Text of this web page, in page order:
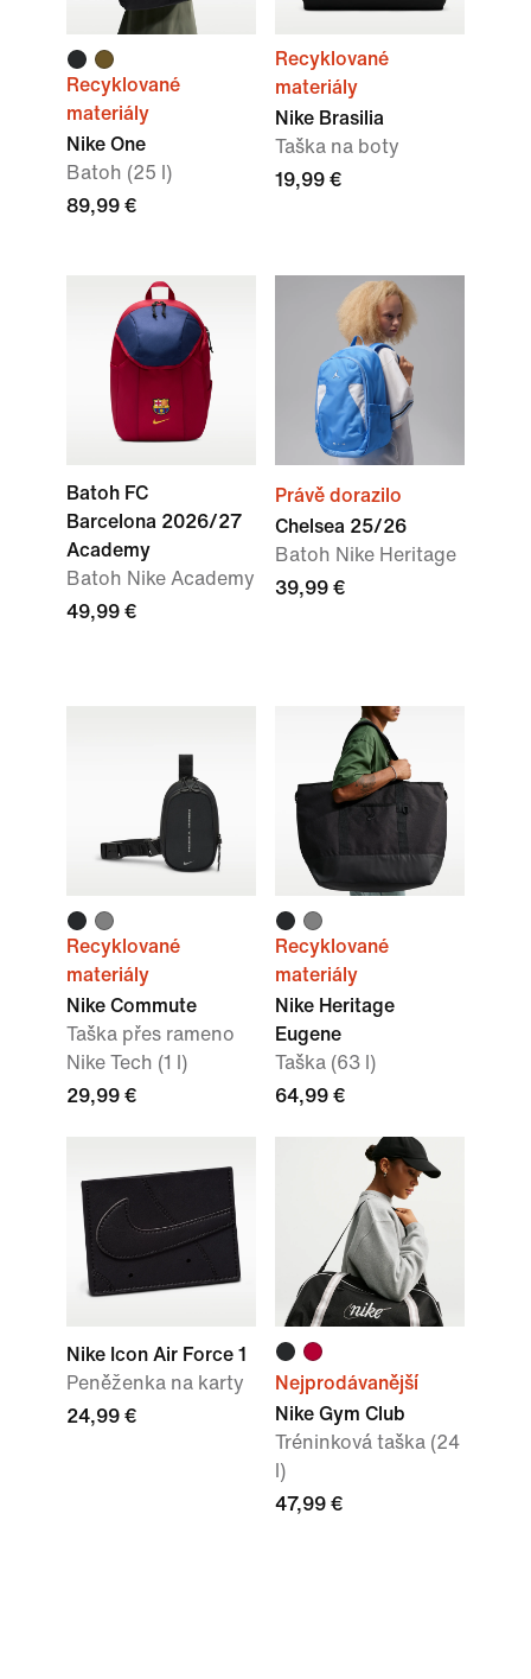
Recyklované
materiály
Nike One
Batoh (25 l)
89,99 €
Recyklované
materiály
Nike Brasilia
Taška na boty
19,99 €
Batoh FC
Barcelona 2026/27
Academy
Batoh Nike Academy
49,99 €
Právě dorazilo
Chelsea 25/26
Batoh Nike Heritage
39,99 €
Recyklované
materiály
Nike Commute
Taška přes rameno
Nike Tech (1 l)
29,99 €
Recyklované
materiály
Nike Heritage
Eugene
Taška (63 l)
64,99 €
Nike Icon Air Force 1
Peněženka na karty
24,99 €
Nejprodávanější
Nike Gym Club
Tréninková taška (24
l)
47,99 €